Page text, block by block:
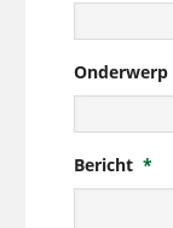
Onderwerp
Bericht *